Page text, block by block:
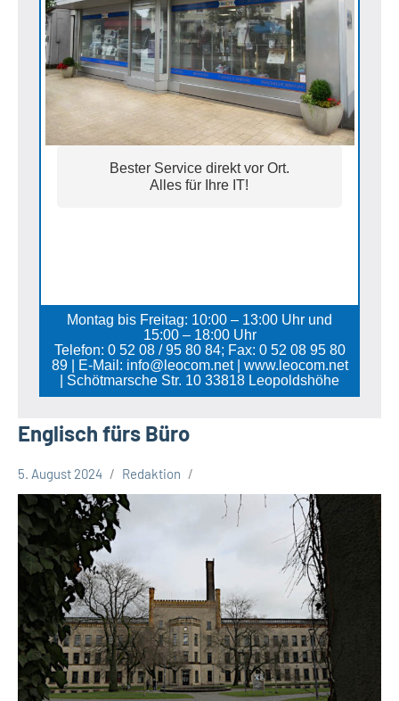
Bester Service direkt vor Ort.
Alles für Ihre IT!
Montag bis Freitag: 10:00 – 13:00 Uhr und
15:00 – 18:00 Uhr
Telefon: 0 52 08 / 95 80 84; Fax: 0 52 08 95 80
89 | E-Mail: info@leocom.net | www.leocom.net
| Schötmarsche Str. 10 33818 Leopoldshöhe
Englisch fürs Büro
Bielefeld
Veranstaltungen
5. August 2024 Redaktion